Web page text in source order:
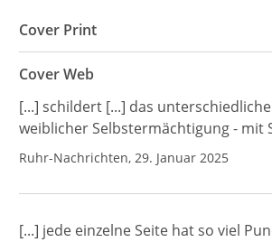
Cover Print
Cover Web
[...] schildert [...] das
weiblicher Selbstermächtigung - mit
Ruhr-Nachrichten, 29. Januar 2025
[...] jede einzelne Seite hat so viel